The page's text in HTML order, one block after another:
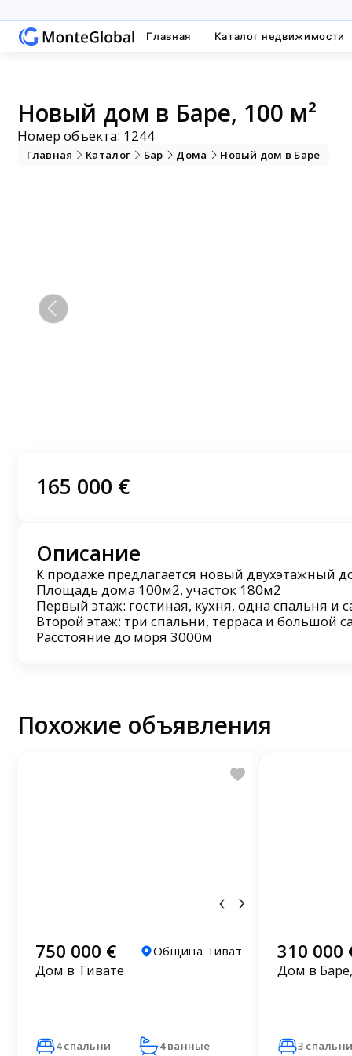
Главная Каталог недвижимости
Новый дом в Баре, 100 м²
Номер объекта: 1244
Главная Каталог Бар Дома Новый дом в Баре
165 000 €
Описание
К продаже предлагается новый двухэтажный
Площадь дома 100м2, участок 180м2
Первый этаж: гостиная, кухня, одна спальня и
Второй этаж: три спальни, терраса и большой
Расстояние до моря 3000м
Похожие объявления
750 000 € Община Тиват
Дом в Тивате
4 спальни
4 ванные
310 000
Дом в
3 спальни